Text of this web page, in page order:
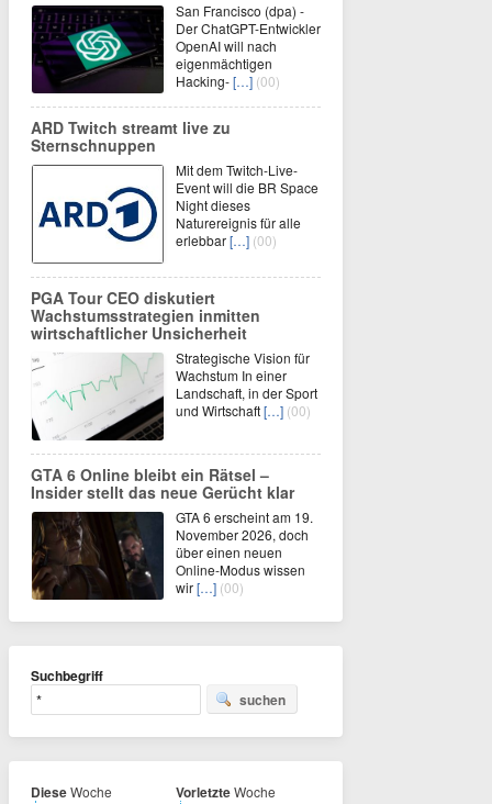
San Francisco (dpa) -
Der ChatGPT-Entwickler
OpenAI will nach
eigenmächtigen
Hacking-[…] (00)
ARD Twitch streamt live zu
Sternschnuppen
Mit dem Twitch-Live-
Event will die BR Space
Night dieses
Naturereignis für alle
erlebbar[…] (00)
PGA Tour CEO diskutiert
Wachstumsstrategien inmitten
wirtschaftlicher Unsicherheit
Strategische Vision für
Wachstum In einer
Landschaft, in der Sport
und Wirtschaft[…] (00)
GTA 6 Online bleibt ein Rätsel –
Insider stellt das neue Gerücht klar
GTA 6 erscheint am 19.
November 2026, doch
über einen neuen
Online-Modus wissen
wir[…] (00)
Suchbegriff
suchen
DieseWoche
VorletzteWoche